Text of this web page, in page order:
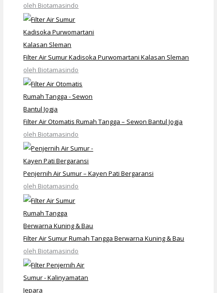
oleh Biotamasindo
Filter Air Sumur Kadisoka Purwomartani Kalasan Sleman
oleh Biotamasindo
Filter Air Otomatis Rumah Tangga – Sewon Bantul Jogja
oleh Biotamasindo
Penjernih Air Sumur – Kayen Pati Bergaransi
oleh Biotamasindo
Filter Air Sumur Rumah Tangga Berwarna Kuning & Bau
oleh Biotamasindo